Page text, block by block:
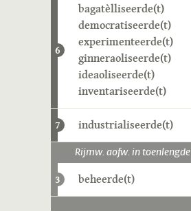
6
bagatèlliseerde(t)
democratiseerde(t)
experimenteerde(t)
ginneraoliseerde(t)
ideaoliseerde(t)
inventariseerde(t)
7 industrialiseerde(t)
Rijmw. aofw. in toenlengde
3 beheerde(t)